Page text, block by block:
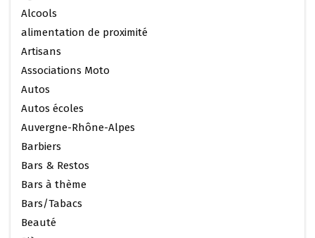
Alcools
alimentation de proximité
Artisans
Associations Moto
Autos
Autos écoles
Auvergne-Rhône-Alpes
Barbiers
Bars & Restos
Bars à thème
Bars/Tabacs
Beauté